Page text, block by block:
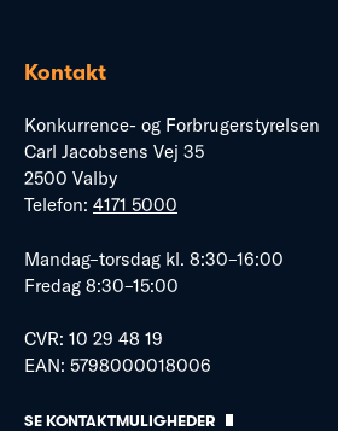
Kontakt
Konkurrence- og Forbrugerstyrelsen
Carl Jacobsens Vej 35
2500 Valby
Telefon: 4171 5000
Mandag–torsdag kl. 8:30–16:00
Fredag 8:30–15:00
CVR: 10 29 48 19
EAN: 5798000018006
SE KONTAKTMULIGHEDER